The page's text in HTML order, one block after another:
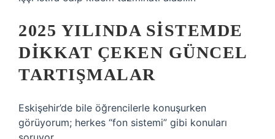
2025 YILINDA SISTEMDE
DIKKAT ÇEKEN GÜNCEL
TARTIŞMALAR
Eskişehir’de bile öğrencilerle konuşurken
görüyorum; herkes “fon sistemi” gibi konuları